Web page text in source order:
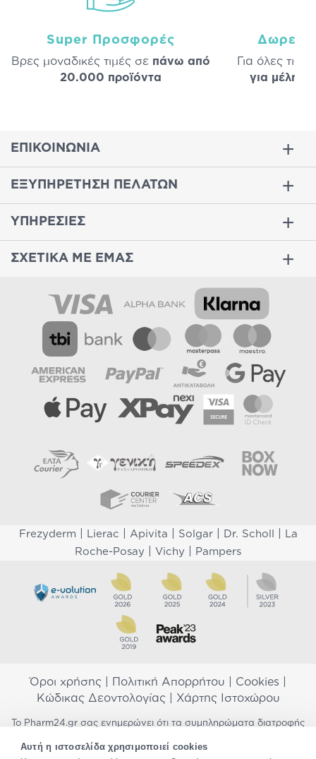
Αυτή η ιστοσελίδα χρησιμοποιεί cookies
Super Προσφορές
Βρες μοναδικές τιμές σε πάνω από
20.000 προϊόντα
Δωρεάν
Για όλες τις
για μέλη
ΕΠΙΚΟΙΝΩΝΙΑ
ΕΞΥΠΗΡΕΤΗΣΗ ΠΕΛΑΤΩΝ
ΥΠΗΡΕΣΙΕΣ
ΣΧΕΤΙΚΑ ΜΕ ΕΜΑΣ
Frezyderm Lierac Apivita Solgar| Dr. Scholl
La
Roche-Posay
Vichy Pampers
Όροι χρήσης Πολιτική Απορρήτου Cookies
Κώδικας Δεοντολογίας| Χάρτης Ιστοχώρου
Το Pharm24.gr σας ενημερώνει ότι τα συμπληρώματα διατροφής
προορίζονται για την πρόληψη, αγωγή ή θεραπεία ανθρώπινης